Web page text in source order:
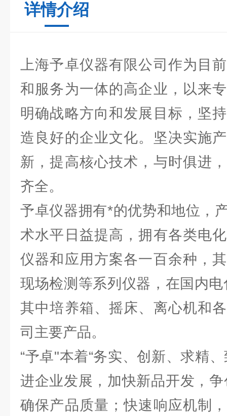
详情介绍
上海予卓仪器有限公司作为目
和服务为一体的高企业，以来
明确战略方向和发展目标，坚
造良好的企业文化。坚决实施
新，提高核心技术，与时俱进
齐全。
予卓仪器拥有*的优势和地位，
术水平日益提高，拥有各类电
仪器和应用方案各一百余种，
现场检测等系列仪器，在国内
其中培养箱、摇床、离心机和
司主要产品。
“予卓"本着“务实、创新、求精
进企业发展，加快新品开发，
确保产品质量；快速响应机制